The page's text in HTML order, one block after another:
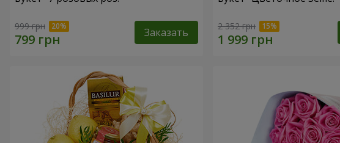
999 грн Заказать 2 352 грн